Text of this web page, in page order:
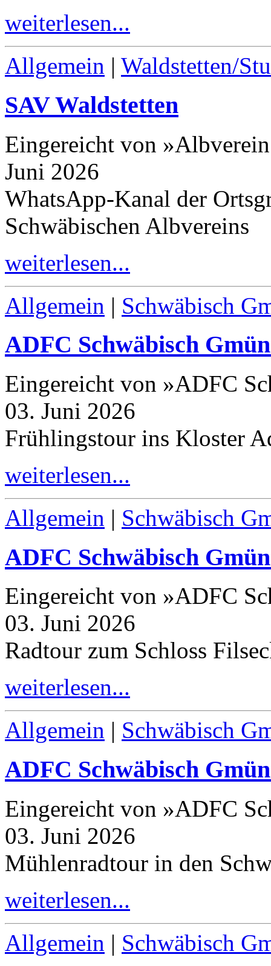
weiterlesen...
Allgemein | Waldstetten/
SAV Waldstetten
Eingereicht von
Juni 2026
WhatsApp-​Kanal der
Schwäbischen Albvereins
weiterlesen...
Allgemein | Schwäbisch
ADFC Schwäbisch
Eingereicht von »ADFC
03. Juni 2026
Frühlingstour ins Kloster
weiterlesen...
Allgemein | Schwäbisch
ADFC Schwäbisch
Eingereicht von »ADFC
03. Juni 2026
Radtour zum Schloss
weiterlesen...
Allgemein | Schwäbisch
ADFC Schwäbisch
Eingereicht von »ADFC
03. Juni 2026
Mühlenradtour in den
weiterlesen...
Allgemein | Schwäbisch